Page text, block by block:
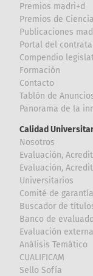
Premios madri+d
Premios de
Publicaciones
Portal del
Compendio
Formación
Contacto
Tablón de
Panorama de la
Calidad
Nosotros
Evaluación,
Evaluación,
Universitarios
Comité de
Buscador de
Banco de
Evaluación externa
Análisis Temático
CUALIFICAM
Sello Sofía